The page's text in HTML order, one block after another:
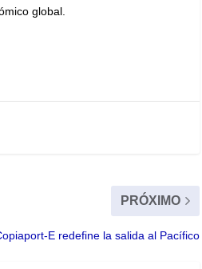
global.
PRÓXIMO
E redefine la salida al Pacífico